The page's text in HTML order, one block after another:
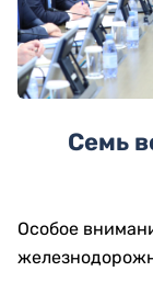
Семь
Особое